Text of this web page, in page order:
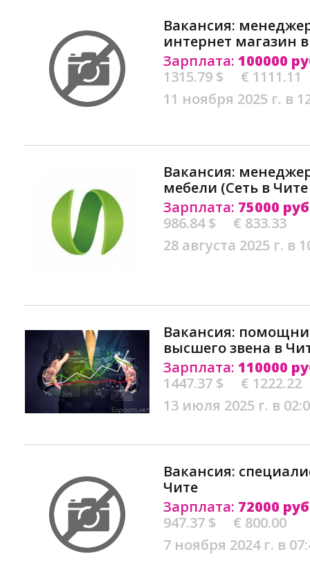
Вакансия:
интернет магазин
Зарплата: 100000
1315.79 $
€ 1111.11
11 ноября 2025 г. в
Вакансия:
мебели (Сеть в Чите
Зарплата: 75000
986.84 $
€ 833.33
28 августа 2025 г. в
Вакансия:
высшего звена в
Зарплата: 110000
1447.37 $
€ 1222.22
13 июля 2025 г. в
Вакансия:
Чите
Зарплата: 72000
947.37 $
€ 800.00
7 ноября 2024 г. в